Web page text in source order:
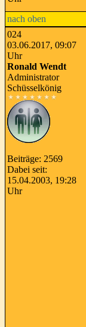
nach oben
024
03.06.2017, 09:07
Uhr
Ronald Wendt
Administrator
Schüsselkönig
Beiträge: 2569
Dabei seit:
15.04.2003, 19:28
Uhr